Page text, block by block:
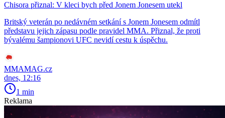
Chisora přiznal: V kleci bych před Jonem Jonesem utekl
Britský veterán po nedávném setkání s Jonem Jonesem odmítl
představu jejich zápasu podle pravidel MMA. Přiznal, že proti
bývalému šampionovi UFC nevidí cestu k úspěchu.
MMAMAG.cz
dnes, 12:16
1 min
Reklama